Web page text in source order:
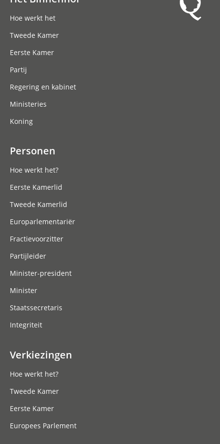
Hoe werkt het
Tweede Kamer
Eerste Kamer
Partij
Regering en kabinet
Ministeries
Koning
Personen
Hoe werkt het?
Eerste Kamerlid
Tweede Kamerlid
Europarlementariër
Fractievoorzitter
Partijleider
Minister-president
Minister
Staatssecretaris
Integriteit
Verkiezingen
Hoe werkt het?
Tweede Kamer
Eerste Kamer
Europees Parlement